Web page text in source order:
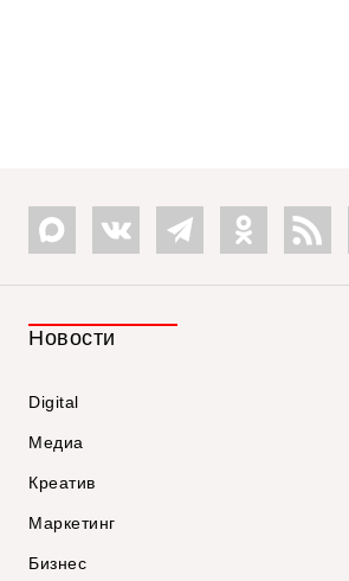
Новости
Digital
Медиа
Креатив
Маркетинг
Бизнес